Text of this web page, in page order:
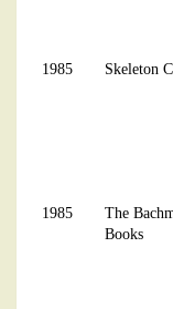
1985 Skeleton
1985
The
Books